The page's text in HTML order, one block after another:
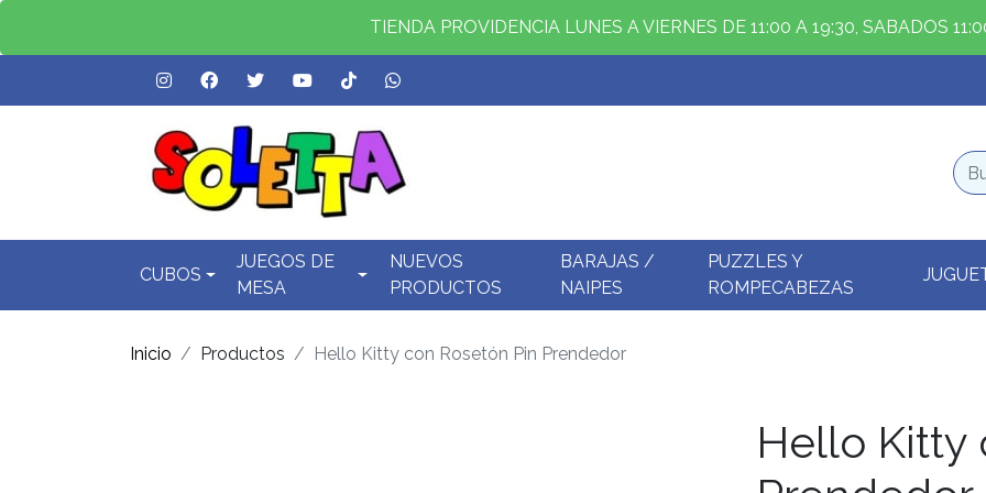
TIENDA PROVIDENCIA LUNES A VIERNES DE 11:00 A 19:30, SABADOS
CUBOS
JUEGOS DE
MESA
NUEVOS
PRODUCTOS
BARAJAS /
NAIPES
PUZZLES Y
ROMPECABEZAS
Inicio Productos Hello Kitty con Rosetón Pin Prendedor
Hello Kitty